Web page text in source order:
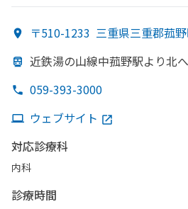
〒510-1233 三重県三重郡菰
近鉄湯の山線中菰野駅より北へ
059-393-3000
ウェブサイト
対応診療科
内科
診療時間